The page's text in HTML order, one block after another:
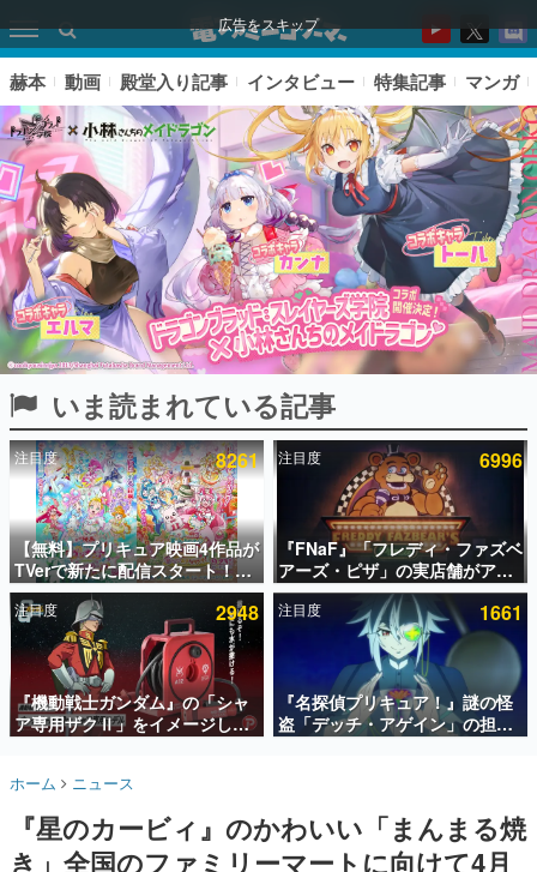
広告をスキップ
ピックアップ
電ファミのいま読まれている記事ランキング
アプリセール情報
インタビュー
連載・特集一覧
殿堂入り記事
SNS拡散数が数千以上！ ページビュー数万以上！ などな
ど。多くの人々に読まれた、電ファミ渾身の“殿堂入り”記
事をまとめました。
名作ゲームクリエイターの方々に製作時のエピソードをお
きます。
赫本
赫本 動画 殿堂入り記事 インタビュー 特集記事 マンガ
いま読まれている記事
注目度 8261
【無料】プリキュア映画4作品が
TVerで新たに配信スタート！な
んと2018年～2024年の映画ほぼ
すべてが見放題に、ぶっちゃけ
ありえないラインナップ
注目度 6996
『FNaF』「フレディ・ファズベ
アーズ・ピザ」の実店舗がアメ
リカの商業施設「American
Dream」に2027年オープン！
ScottGamesとの共同開発、食
事だけでなくステージショーや
没入型のホラー体験も楽しめる
注目度 2948
『機動戦士ガンダム』の「シャ
ア専用ザクⅡ」をイメージした
散水ホースリールが予約開始。
ークやジオン公国軍のエンブレ
注目度 1661
『名探偵プリキュア！』謎の怪
盗「デッチ・アゲイン」の担当
キャストは天﨑滉平さんと判
ホーム ニュース
『星のカービィ』のかわいい「まんまる焼
き」全国のファミリーマートに向けて4月